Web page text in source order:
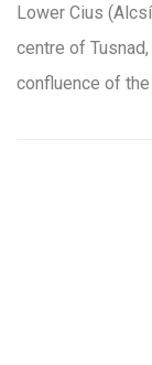
Lower Cius
centre of
confluence of